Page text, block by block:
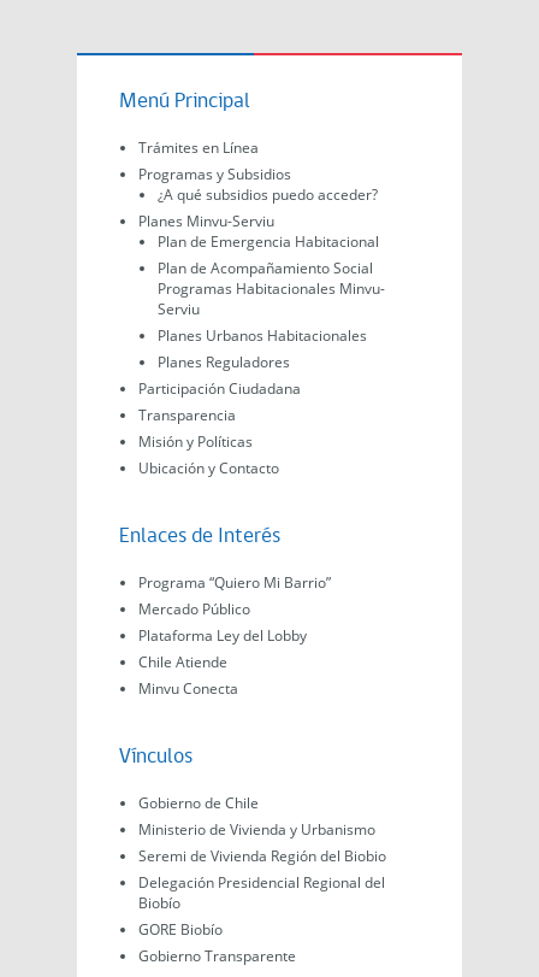
Menú Principal
Trámites en Línea
Programas y Subsidios
¿A qué subsidios puedo acceder?
Planes Minvu-Serviu
Plan de Emergencia Habitacional
Plan de Acompañamiento Social
Programas Habitacionales Minvu-
Serviu
Planes Urbanos Habitacionales
Planes Reguladores
Participación Ciudadana
Transparencia
Misión y Políticas
Ubicación y Contacto
Enlaces de Interés
Programa “Quiero Mi Barrio”
Mercado Público
Plataforma Ley del Lobby
Chile Atiende
Minvu Conecta
Vínculos
Gobierno de Chile
Ministerio de Vivienda y Urbanismo
Seremi de Vivienda Región del Biobio
Delegación Presidencial Regional del
Biobío
GORE Biobío
Gobierno Transparente